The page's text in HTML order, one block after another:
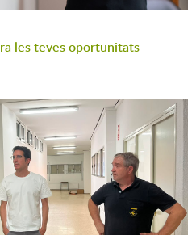
les teves oportunitats